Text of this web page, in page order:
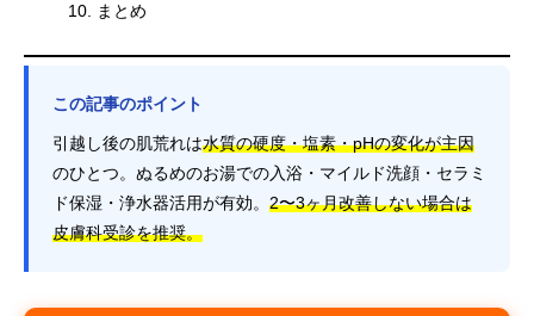
まとめ
この記事のポイント
引越し後の肌荒れは水質の硬度・塩素・pHの変化が主因
のひとつ。ぬるめのお湯での入浴・マイルド洗顔・セラミ
ド保湿・浄水器活用が有効。 2〜3ヶ月改善しない場合は
皮膚科受診を推奨。